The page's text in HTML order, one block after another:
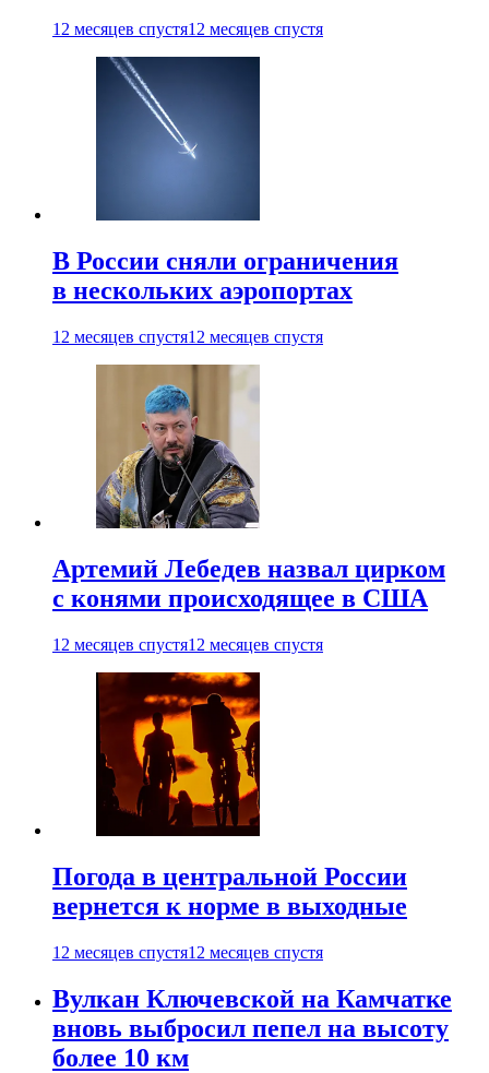
12 месяцев спустя12 месяцев спустя
В России сняли ограничения
в нескольких аэропортах
12 месяцев спустя12 месяцев спустя
Артемий Лебедев назвал цирком
с конями происходящее в США
12 месяцев спустя12 месяцев спустя
Погода в центральной России
вернется к норме в выходные
12 месяцев спустя12 месяцев спустя
Вулкан Ключевской на Камчатке
вновь выбросил пепел на высоту
более 10 км